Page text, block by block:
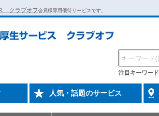
クラブオフ会員様専用優待サービスです。
注目キーワード
人気・話題のサービス